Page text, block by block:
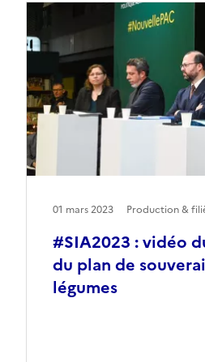
#SIA2023 : vidéo
du plan de
légumes
01 mars 2023 Production &